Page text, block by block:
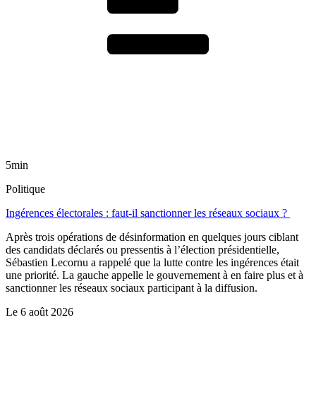
5min
Politique
Ingérences électorales : faut-il sanctionner les réseaux sociaux ?
Après trois opérations de désinformation en quelques jours ciblant
des candidats déclarés ou pressentis à l’élection présidentielle,
Sébastien Lecornu a rappelé que la lutte contre les ingérences était
une priorité. La gauche appelle le gouvernement à en faire plus et à
sanctionner les réseaux sociaux participant à la diffusion.
Le 6 août 2026